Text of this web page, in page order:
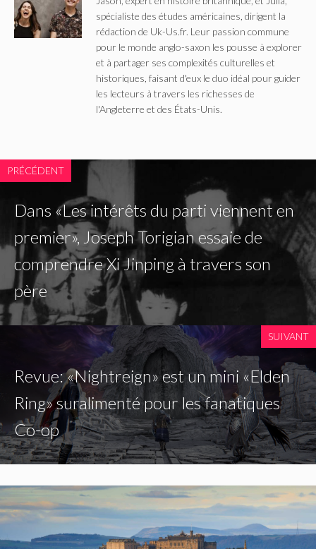
spécialiste des études américaines, dirigent la
rédaction de Uk-Us.fr. Leur passion commune
pour le monde anglo-saxon les pousse à explorer
et à partager ses complexités culturelles et
historiques, faisant d'eux le duo idéal pour guider
les lecteurs à travers les richesses de
l'Angleterre et des États-Unis.
PRÉCÉDENT
Dans «Les intérêts du parti viennent en
premier», Joseph Torigian essaie de
comprendre Xi Jinping à travers son
père
SUIVANT
Revue: «Nightreign» est un mini «Elden
Ring» suralimenté pour les fanatiques
Co-op